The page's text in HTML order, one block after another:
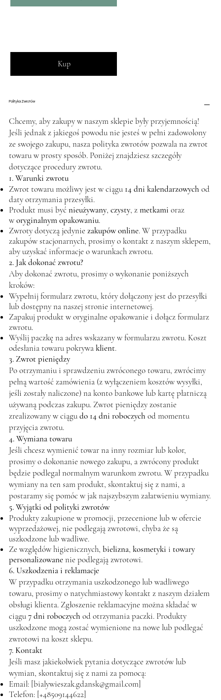
Kup
Polityka Zwrotów
Chcemy, aby zakupy w naszym sklepie były przyjemnością!
Jeśli jednak z jakiegoś powodu nie jesteś w pełni zadowolony
ze swojego zakupu, nasza polityka zwrotów pozwala na zwrot
towaru w prosty sposób. Poniżej znajdziesz szczegóły
dotyczące procedury zwrotu.
1. Warunki zwrotu
Zwrot towaru możliwy jest w ciągu 14 dni kalendarzowych od
daty otrzymania przesyłki.
Produkt musi być nieużywany, czysty, zmetkami oraz
woryginalnym opakowaniu.
Zwroty dotyczą jedynie zakupów online. W przypadku
zakupów stacjonarnych, prosimy o kontakt z naszym sklepem,
aby uzyskać informacje o warunkach zwrotu.
2. Jak dokonać zwrotu?
Aby dokonać zwrotu, prosimy o wykonanie poniższych
kroków:
Wypełnij formularz zwrotu, który dołączony jest do przesyłki
lub dostępny na naszej stronie internetowej.
Zapakuj produkt w oryginalne opakowanie i dołącz formularz
zwrotu.
Wyślij paczkę na adres wskazany w formularzu zwrotu. Koszt
odesłania towaru pokrywaklient.
3. Zwrot pieniędzy
Po otrzymaniu i sprawdzeniu zwróconego towaru, zwrócimy
pełną wartość zamówienia (z wyłączeniem kosztów wysyłki,
jeśli zostały naliczone) na konto bankowe lub kartę płatniczą
używaną podczas zakupu. Zwrot pieniędzy zostanie
zrealizowany w ciągudo 14 dni roboczych od momentu
przyjęcia zwrotu.
4. Wymiana towaru
Jeśli chcesz wymienić towar na inny rozmiar lub kolor,
prosimy o dokonanie nowego zakupu, a zwrócony produkt
będzie podlegał normalnym warunkom zwrotu. W przypadku
wymiany na ten sam produkt, skontaktuj się z nami, a
postaramy się pomóc w jak najszybszym załatwieniu wymiany.
5. Wyjątki od polityki zwrotów
Produkty zakupione w promocji, przecenione lub w ofercie
wyprzedażowej, nie podlegają zwrotowi, chyba że są
uszkodzone lub wadliwe.
Ze względów higienicznych, bielizna, kosmetyki i towary
personalizowanenie podlegają zwrotowi.
6. Uszkodzenia i reklamacje
W przypadku otrzymania uszkodzonego lub wadliwego
towaru, prosimy o natychmiastowy kontakt z naszym działem
obsługi klienta. Zgłoszenie reklamacyjne można składać w
ciągu7 dni roboczych od otrzymania paczki. Produkty
uszkodzone mogą zostać wymienione na nowe lub podlegać
zwrotowi na koszt sklepu.
7. Kontakt
Jeśli masz jakiekolwiek pytania dotyczące zwrotów lub
wymian, skontaktuj się z nami za pomocą:
Email: [bialywieszak.gdansk@gmail.com]
Telefon: [+48509144622]